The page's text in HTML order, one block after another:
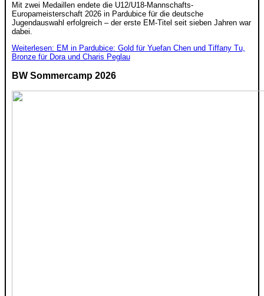
Mit zwei Medaillen endete die U12/U18-Mannschafts-
Europameisterschaft 2026 in Pardubice für die deutsche
Jugendauswahl erfolgreich – der erste EM-Titel seit sieben Jahren war
dabei.
Weiterlesen: EM in Pardubice: Gold für Yuefan Chen und Tiffany Tu,
Bronze für Dora und Charis Peglau
BW Sommercamp 2026